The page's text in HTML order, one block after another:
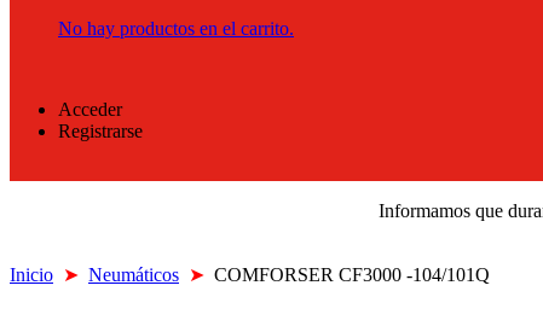
No hay productos en el carrito.
Acceder
Registrarse
Informamos que
Inicio ➤ Neumáticos ➤ COMFORSER CF3000 -104/101Q